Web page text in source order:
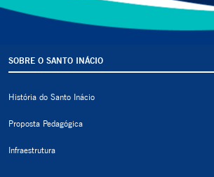
SOBRE O SANTO INÁCIO
História do Santo Inácio
Proposta Pedagógica
Infraestrutura